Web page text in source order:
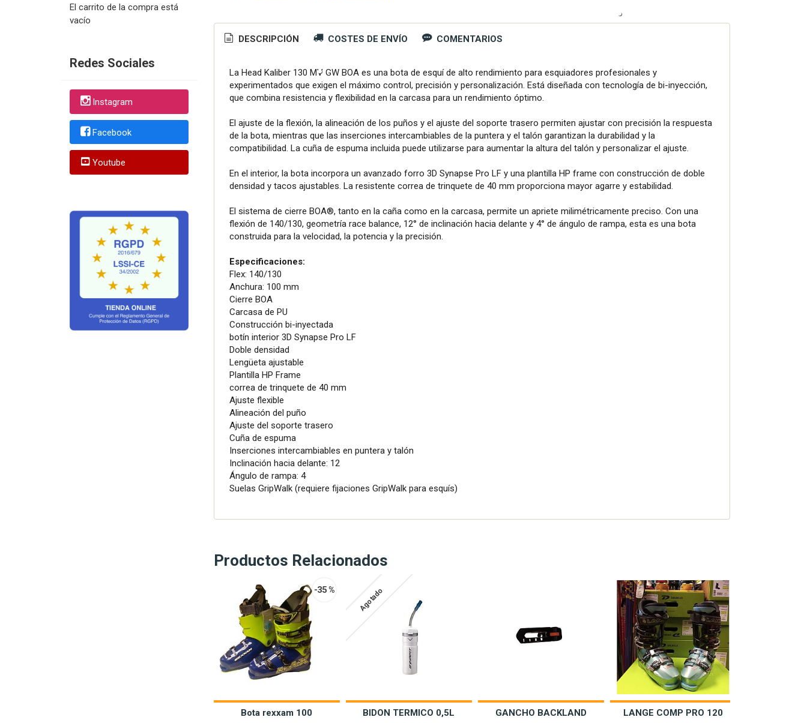
El carrito de la compra está
vacío
Redes Sociales
Instagram
Facebook
Youtube
DESCRIPCIÓN COSTES DE ENVÍO COMENTARIOS
La Head Kaliber 130 MV GW BOA es una bota de esquí de alto rendimiento para esquiadores profesionales y
experimentados que exigen el máximo control, precisión y personalización. Está diseñada con tecnología de bi-inyección,
que combina resistencia y flexibilidad en la carcasa para un rendimiento óptimo.
El ajuste de la flexión, la alineación de los puños y el ajuste del soporte trasero permiten ajustar con precisión la respuesta
de la bota, mientras que las inserciones intercambiables de la puntera y el talón garantizan la durabilidad y la
compatibilidad. La cuña de espuma incluida puede utilizarse para aumentar la altura del talón y personalizar el ajuste.
En el interior, la bota incorpora un avanzado forro 3D Synapse Pro LF y una plantilla HP frame con construcción de doble
densidad y tacos ajustables. La resistente correa de trinquete de 40 mm proporciona mayor agarre y estabilidad.
El sistema de cierre BOA®, tanto en la caña como en la carcasa, permite un apriete milimétricamente preciso. Con una
flexión de 140/130, geometría race balance, 12° de inclinación hacia delante y 4° de ángulo de rampa, esta es una bota
construida para la velocidad, la potencia y la precisión.
Especificaciones:
Flex: 140/130
Anchura: 100 mm
Cierre BOA
Carcasa de PU
Construcción bi-inyectada
botín interior 3D Synapse Pro LF
Doble densidad
Lengüeta ajustable
Plantilla HP Frame
correa de trinquete de 40 mm
Ajuste flexible
Alineación del puño
Ajuste del soporte trasero
Cuña de espuma
Inserciones intercambiables en puntera y talón
Inclinación hacia delante: 12
Ángulo de rampa: 4
Suelas GripWalk (requiere fijaciones GripWalk para esquís)
Productos Relacionados
-35 %
Bota rexxam 100
Agotado
BIDON TERMICO 0,5L GANCHO BACKLAND LANGE COMP PRO 120